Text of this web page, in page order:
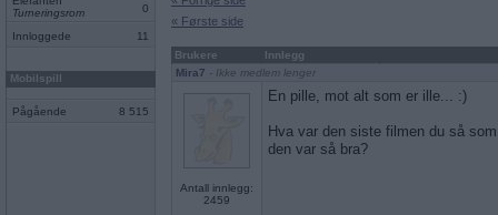
Turneringsrom
0
Innloggede 11
Mobilspill
Pågående 8 515
« Første side
Brukere
Innlegg
Mira7 - Ikke medlem lenger
Antall innlegg:
2459
En pille, mot alt som er ille... :)
Hva var den siste filmen du så
den var så bra?